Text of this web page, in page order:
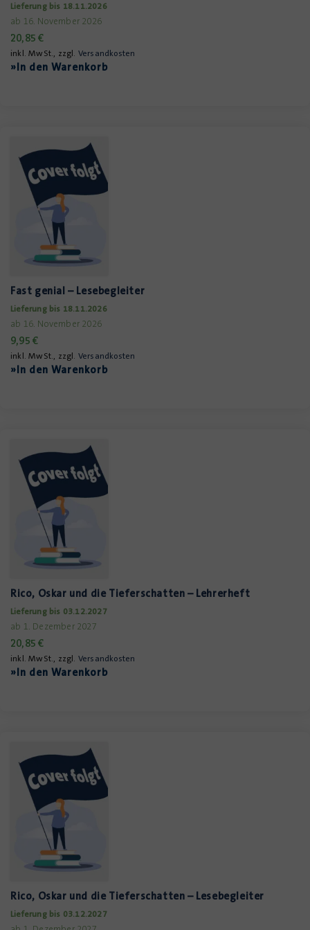
Lieferung bis 18.11.2026
ab 16. November 2026
20,85€
inkl. MwSt., zzgl. Versandkosten
»In den Warenkorb
Fast genial – Lesebegleiter
Lieferung bis 18.11.2026
ab 16. November 2026
9,95 €
inkl. MwSt., zzgl. Versandkosten
»In den Warenkorb
Rico, Oskar und die Tieferschatten – Lehrerheft
Lieferung bis 03.12.2027
ab 1. Dezember 2027
20,85€
inkl. MwSt., zzgl. Versandkosten
»In den Warenkorb
Rico, Oskar und die Tieferschatten – Lesebegleiter
Lieferung bis 03.12.2027